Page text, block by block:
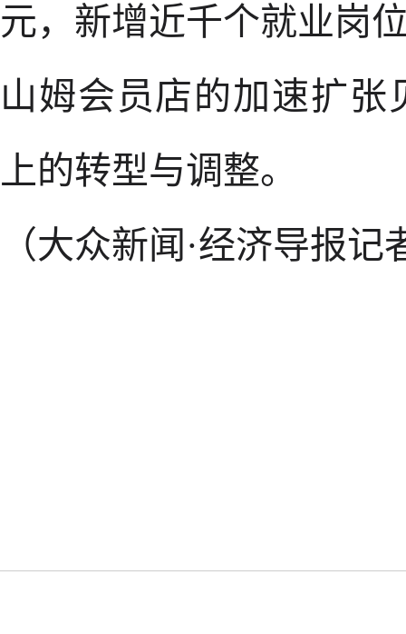
元，新增近千个就业岗
山姆会员店的加速扩
上的转型与调整。
（大众新闻·经济导报记